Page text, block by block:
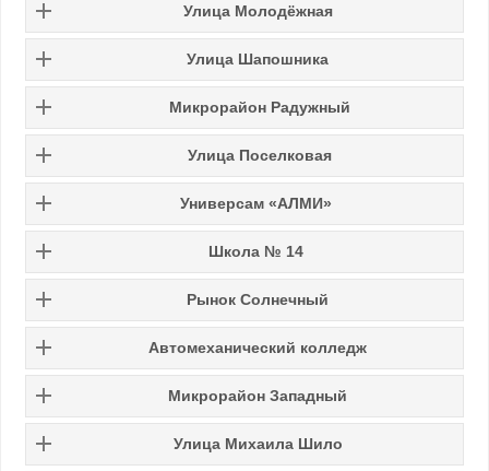
Улица Молодёжная
Улица Шапошника
Микрорайон Радужный
Улица Поселковая
Универсам «АЛМИ»
Школа № 14
Рынок Солнечный
Автомеханический колледж
Микрорайон Западный
Улица Михаила Шило